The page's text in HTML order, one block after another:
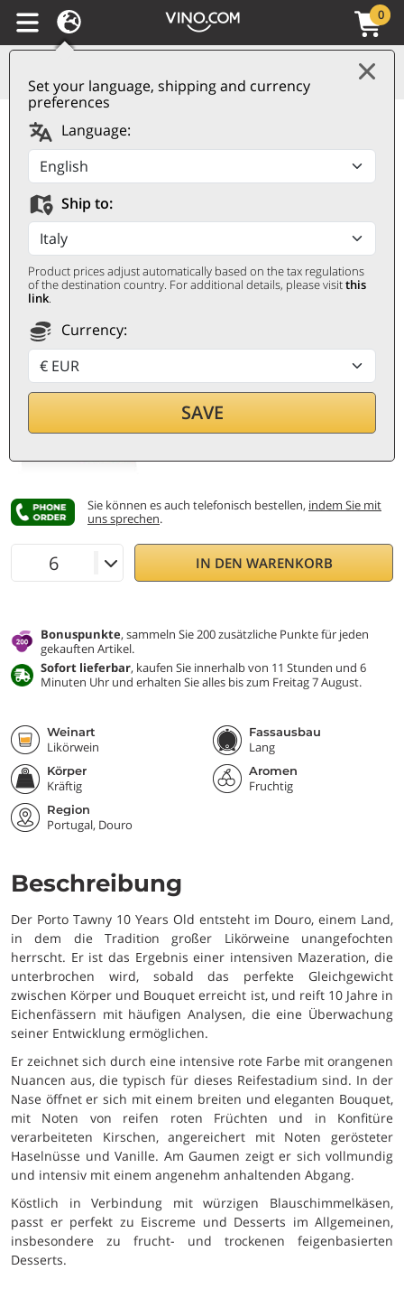
Set your language, shipping and currency
preferences
Language:
Ship to:
Product prices adjust automatically based on the tax regulations
of the destination country. For additional details, please visitthis
link.
Currency:
SAVE
0
Porto Tawny 10 Years
Old Gift Box Sandeman
SANDEMAN
0,75 ℓ, Geschenketui
29,20€
Sie können es auch telefonisch bestellen, indem Sie mit
uns sprechen.
IN DEN WARENKORB
Bonuspunkte, sammeln Sie 200 zusätzliche Punkte für jeden
gekauften Artikel.
Sofort lieferbar, kaufen Sie innerhalb von 11 Stunden und 6
Minuten Uhr und erhalten Sie alles bis zum Freitag 7 August.
Weinart
Likörwein
Fassausbau
Lang
Körper
Kräftig
Aromen
Fruchtig
Region
Portugal, Douro
Beschreibung
Der Porto Tawny 10 Years Old entsteht im Douro, einem Land,
in dem die Tradition großer Likörweine unangefochten
herrscht. Er ist das Ergebnis einer intensiven Mazeration, die
unterbrochen wird, sobald das perfekte Gleichgewicht
zwischen Körper und Bouquet erreicht ist, und reift 10 Jahre in
Eichenfässern mit häufigen Analysen, die eine Überwachung
seiner Entwicklung ermöglichen.
Er zeichnet sich durch eine intensive rote Farbe mit orangenen
Nuancen aus, die typisch für dieses Reifestadium sind. In der
Nase öffnet er sich mit einem breiten und eleganten Bouquet,
mit Noten von reifen roten Früchten und in Konfitüre
verarbeiteten Kirschen, angereichert mit Noten gerösteter
Haselnüsse und Vanille. Am Gaumen zeigt er sich vollmundig
und intensiv mit einem angenehm anhaltenden Abgang.
Köstlich in Verbindung mit würzigen Blauschimmelkäsen,
passt er perfekt zu Eiscreme und Desserts im Allgemeinen,
insbesondere zu frucht- und trockenen feigenbasierten
Desserts.